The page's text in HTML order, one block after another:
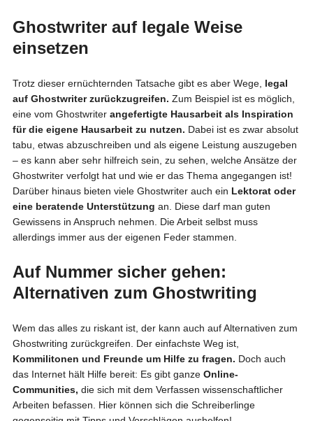
Ghostwriter auf legale Weise
einsetzen
Trotz dieser ernüchternden Tatsache gibt es aber Wege, legal
auf Ghostwriter zurückzugreifen. Zum Beispiel ist es möglich,
eine vom Ghostwriter angefertigte Hausarbeit als Inspiration
für die eigene Hausarbeit zu nutzen. Dabei ist es zwar absolut
tabu, etwas abzuschreiben und als eigene Leistung auszugeben
– es kann aber sehr hilfreich sein, zu sehen, welche Ansätze der
Ghostwriter verfolgt hat und wie er das Thema angegangen ist!
Darüber hinaus bieten viele Ghostwriter auch ein Lektorat oder
eine beratende Unterstützung an. Diese darf man guten
Gewissens in Anspruch nehmen. Die Arbeit selbst muss
allerdings immer aus der eigenen Feder stammen.
Auf Nummer sicher gehen:
Alternativen zum Ghostwriting
Wem das alles zu riskant ist, der kann auch auf Alternativen zum
Ghostwriting zurückgreifen. Der einfachste Weg ist,
Kommilitonen und Freunde um Hilfe zu fragen. Doch auch
das Internet hält Hilfe bereit: Es gibt ganze Online-
Communities, die sich mit dem Verfassen wissenschaftlicher
Arbeiten befassen. Hier können sich die Schreiberlinge